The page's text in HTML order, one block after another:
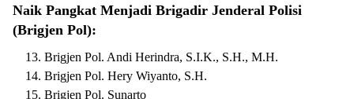
Naik Pangkat Menjadi Brigadir Jenderal Polisi
(Brigjen Pol):
Brigjen Pol. Andi Herindra, S.I.K., S.H., M.H.
Brigjen Pol. Hery Wiyanto, S.H.
Brigjen Pol. Sunarto